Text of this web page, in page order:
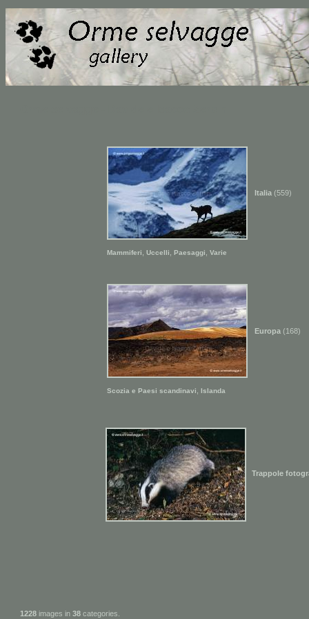
Italia (559)
Mammiferi Uccelli Paesaggi Varie
Europa (168)
Scozia e Paesi scandinavi Islanda
Trappole
1228 images in 38 categories.